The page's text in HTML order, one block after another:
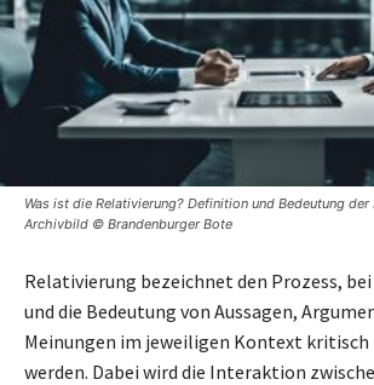
Was ist die Relativierung? Definition und Bedeutung
Archivbild © Brandenburger Bote
Relativierung bezeichnet den Prozess,
und die Bedeutung von Aussagen,
Meinungen im jeweiligen Kontext
werden. Dabei wird die Interaktion